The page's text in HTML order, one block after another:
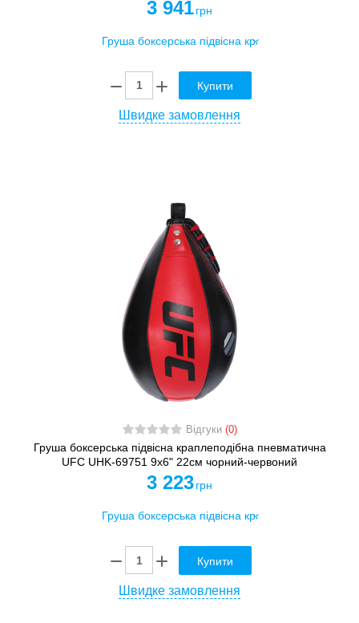
3 941 грн
Купити
Швидке замовлення
Відгуки (0)
Груша боксерська підвісна краплеподібна пневматична
UFC UHK-69751 9х6" 22см чорний-червоний
3 223 грн
Купити
Швидке замовлення